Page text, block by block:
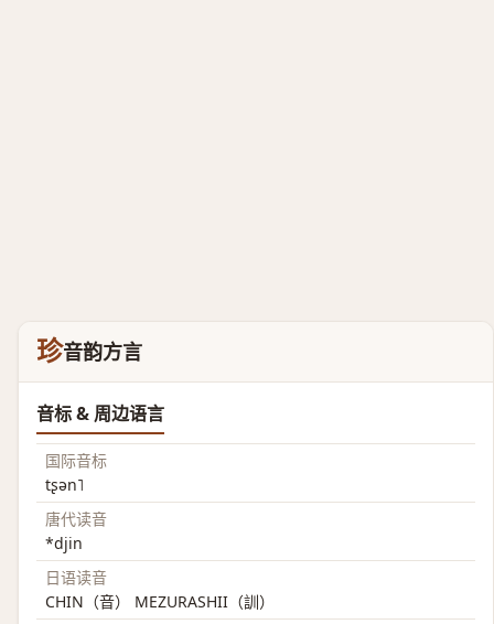
珍音韵方言
音标 & 周边语言
国际音标
tʂən˥
唐代读音
*djin
日语读音
CHIN（音） MEZURASHII（訓）